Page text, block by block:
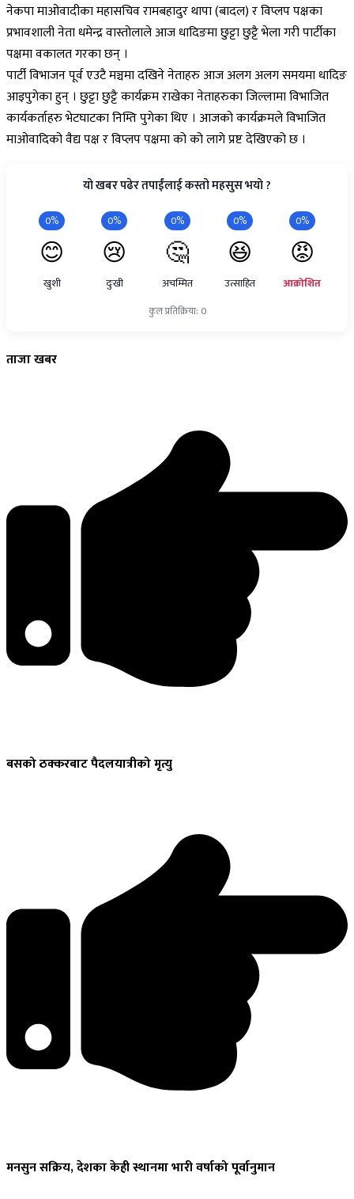
नेकपा माओवादीका महासचिव रामबहादुर थापा (बादल) र विप्लप पक्षका
प्रभावशाली नेता धमेन्द्र वास्तोलाले आज धादिङमा छुट्टा छुट्टै भेला गरी पार्टीका
पक्षमा वकालत गरका छन् ।
पार्टी विभाजन पूर्व एउटै मञ्चमा दखिने नेताहरु आज अलग अलग समयमा धादिङ
आइपुगेका हुन् । छुट्टा छुट्टै कार्यक्रम राखेका नेताहरुका जिल्लामा विभाजित
कार्यकर्ताहरु भेटघाटका निम्ति पुगेका थिए । आजको कार्यक्रमले विभाजित
माओवादिको वैद्य पक्ष र विप्लप पक्षमा को को लागे प्रष्ट देखिएको छ ।
यो खबर पढेर तपाईंलाई कस्तो महसुस भयो ?
0%
😊
खुशी
0%
😢
दुःखी
0%
🤔
अचम्मित
0%
😆
उत्साहित
0%
😡
आक्रोशित
कुल प्रतिक्रिया: 0
ताजाखबर
बसकोठक्करबाट पैदलयात्रीको मृत्यु
मनसुनसक्रिय, देशका केही स्थानमा भारी वर्षाको पूर्वानुमान